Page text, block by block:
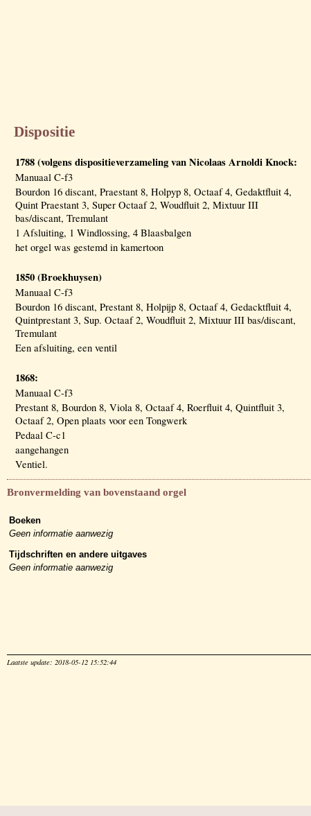
Dispositie
1788 (volgens dispositieverzameling van Nicolaas Arnoldi Knock:
Manuaal C-f3
Bourdon 16 discant, Praestant 8, Holpyp 8, Octaaf 4, Gedaktfluit 4,
Quint Praestant 3, Super Octaaf 2, Woudfluit 2, Mixtuur III
bas/discant, Tremulant
1 Afsluiting, 1 Windlossing, 4 Blaasbalgen
het orgel was gestemd in kamertoon
1850 (Broekhuysen)
Manuaal C-f3
Bourdon 16 discant, Prestant 8, Holpijp 8, Octaaf 4, Gedacktfluit 4,
Quintprestant 3, Sup. Octaaf 2, Woudfluit 2, Mixtuur III bas/discant,
Tremulant
Een afsluiting, een ventil
1868:
Manuaal C-f3
Prestant 8, Bourdon 8, Viola 8, Octaaf 4, Roerfluit 4, Quintfluit 3,
Octaaf 2, Open plaats voor een Tongwerk
Pedaal C-c1
aangehangen
Ventiel.
Bronvermelding van bovenstaand orgel
Boeken
Geen informatie aanwezig
Tijdschriften en andere uitgaves
Geen informatie aanwezig
Laatste update: 2018-05-12 15:52:44